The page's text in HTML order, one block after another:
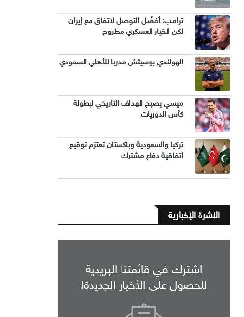
ترامب: أفضّل التوصل لاتفاق مع إيران
لكن الخيار العسكري مطروح
الهولندي بوسيتش مدربا للأهلي السعودي
ميسي يصبح الهداف التاريخي لبطولة
كأس الدوريات
تركيا والسعودية وباكستان تعتزم توقيع
اتفاقية دفاع مشترك
النشرة الإخبارية
اشترك في قائمتنا البريدية
للحصول على الأخبار الجديدة!